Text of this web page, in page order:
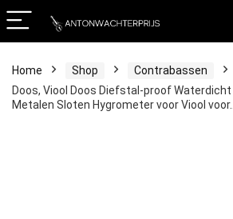
Home Shop Contrabassen
Doos, Viool Doos Diefstal-proof
Metalen Sloten Hygrometer voor Viool voor…